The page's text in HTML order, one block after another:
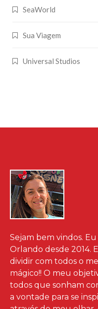
SeaWorld
Sua Viagem
Universal Studios
Sejam bem vindos.
Orlando desde 2014.
dividir com todos o
mágico!! O meu
todos que sonham
a vontade para se